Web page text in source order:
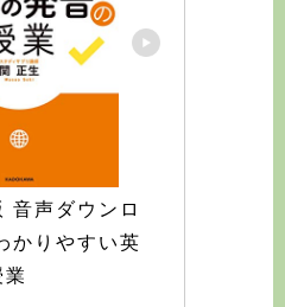
音声ダウンロ
かりやすい英